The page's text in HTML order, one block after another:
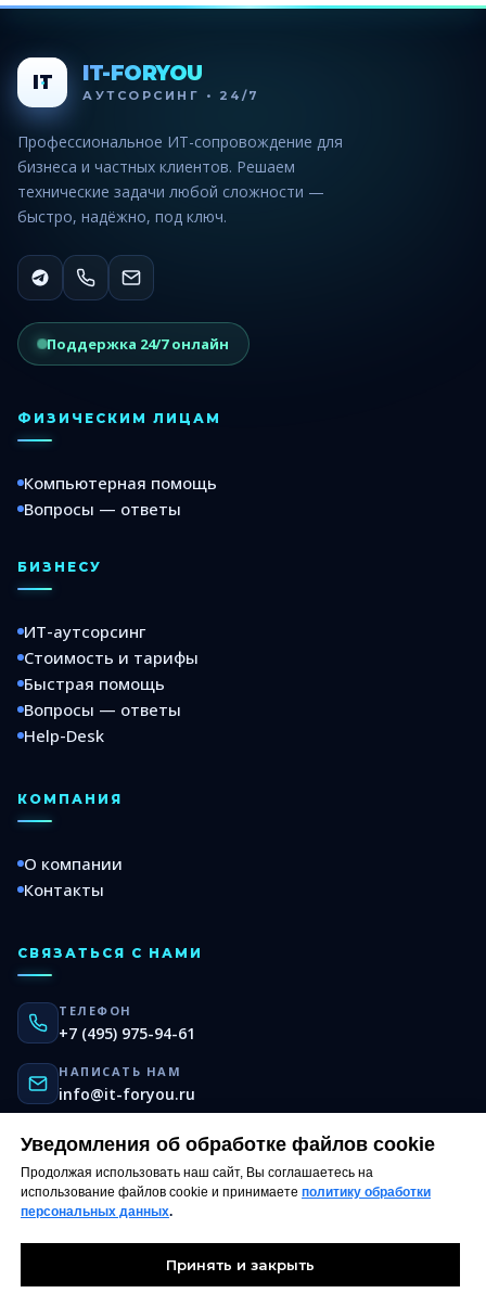
Уведомления об обработке файлов cookie
Продолжая использовать наш сайт, Вы соглашаетесь на
использование файлов cookie и принимаете политику обработки
персональных данных.
Принять и закрыть
IT IT-FORYOU
АУТСОРСИНГ • 24/7
Профессиональное ИТ-сопровождение для
бизнеса и частных клиентов. Решаем
технические задачи любой сложности —
быстро, надёжно, под ключ.
Поддержка 24/7 онлайн
ФИЗИЧЕСКИМ ЛИЦАМ
Компьютерная помощь
Вопросы — ответы
БИЗНЕСУ
ИТ-аутсорсинг
Стоимость и тарифы
Быстрая помощь
Вопросы — ответы
Help-Desk
КОМПАНИЯ
О компании
Контакты
СВЯЗАТЬСЯ С НАМИ
ТЕЛЕФОН
+7 (495) 975-94-61
НАПИСАТЬ НАМ
info@it-foryou.ru
@it_foryou